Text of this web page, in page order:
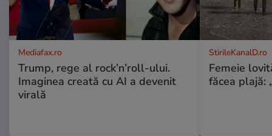
Mediafax.ro
Trump, rege al rock’n’roll-ului.
Imaginea creată cu AI a devenit
virală
StirileKanalD.ro
Femeie
făcea plajă: